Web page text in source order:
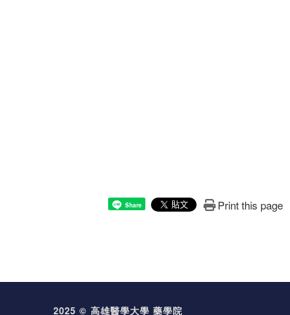
Share Print this page
2025 © 高雄醫學大學 藥學院